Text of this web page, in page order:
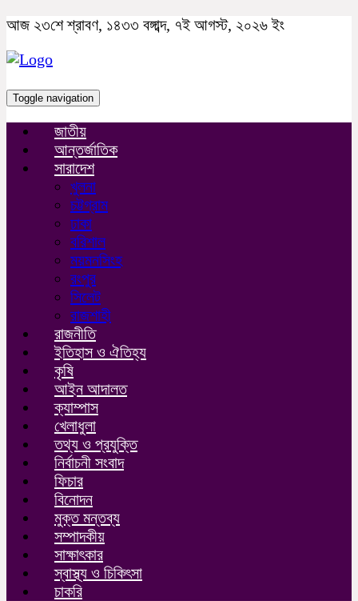
আজ ২৩শে শ্রাবণ, ১৪৩৩ বঙ্গাব্দ, ৭ই আগস্ট, ২০২৬ ইং
Toggle navigation
জাতীয়
আন্তর্জাতিক
সারাদেশ
খুলনা
চট্টগ্রাম
ঢাকা
বরিশাল
ময়মনসিংহ
রংপুর
সিলেট
রাজশাহী
রাজনীতি
ইতিহাস ও ঐতিহ্য
কৃষি
আইন আদালত
ক্যাম্পাস
খেলাধুলা
তথ্য ও প্রযুক্তি
নির্বাচনী সংবাদ
ফিচার
বিনোদন
মুক্ত মন্তব্য
সম্পাদকীয়
সাক্ষাৎকার
স্বাস্থ্য ও চিকিৎসা
চাকরি